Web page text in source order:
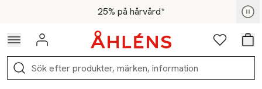
Hoppa till navigationsmenyn25% på hårvård*
För medlemmar - Shoppa nu
Logga in Favoriter
Sök